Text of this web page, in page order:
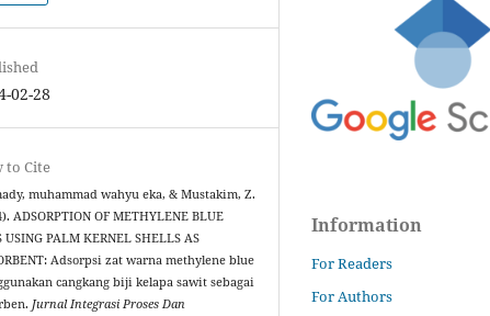
02-28
to Cite
muhammad wahyu eka, & Mustakim, Z.
ADSORPTION OF METHYLENE BLUE
USING PALM KERNEL SHELLS AS
Adsorpsi zat warna methylene blue
cangkang biji kelapa sawit sebagai
Jurnal Integrasi Proses Dan
Information
For Readers
For Authors